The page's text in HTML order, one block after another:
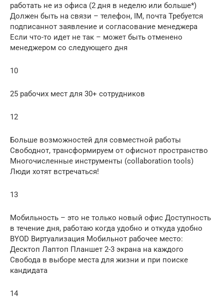
работать не из офиса (2 дня в неделю или больше*)
Должен быть на связи – телефон, IM, почта Требуется
подписаннот заявление и согласование менеджера
Если что-то идет не так – может быть отменено
менеджером со следующего дня
10
25 рабочих мест для 30+ сотрудников
12
Больше возможностей для совместной работы
Свободнот, трансформируем от офиснот пространство
Многочисленные инструменты (collaboration tools)
Люди хотят встречаться!
13
Мобильность – это не только новый офис Доступность
в течение дня, работаю когда удобно и откуда удобно
BYOD Виртуализация Мобильнот рабочее место:
Десктоп Лаптоп Планшет 2-3 экрана на каждого
Свобода в выборе места для жизни и при поиске
кандидата
14